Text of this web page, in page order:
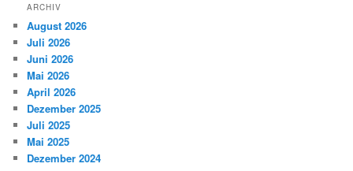
ARCHIV
August 2026
Juli 2026
Juni 2026
Mai 2026
April 2026
Dezember 2025
Juli 2025
Mai 2025
Dezember 2024